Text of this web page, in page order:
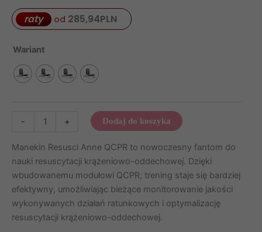
raty od 285,94PLN
Wariant
-
osoby
dorosłej
Laerdal
Resusci
Anne
QCPR
+ Dodaj do koszyka
Manekin Resusci Anne QCPR to nowoczesny fantom do
nauki resuscytacji krążeniowo-oddechowej. Dzięki
wbudowanemu modułowi QCPR, trening staje się bardziej
efektywny, umożliwiając bieżące monitorowanie jakości
wykonywanych działań ratunkowych i optymalizację
resuscytacji krążeniowo-oddechowej.